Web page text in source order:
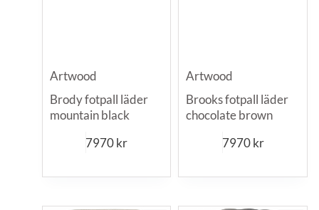
Artwood
Brody fotpall läder
mountain black
7970kr
Artwood
Brooks fotpall läder
chocolate brown
7970kr